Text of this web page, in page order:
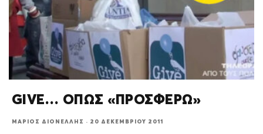
GIVE… ΟΠΩΣ «ΠΡΟΣΦΕΡΩ»
ΜΆΡΙΟΣ ΔΙΟΝΈΛΛΗΣ · 20 ΔΕΚΕΜΒΡΊΟΥ 2011